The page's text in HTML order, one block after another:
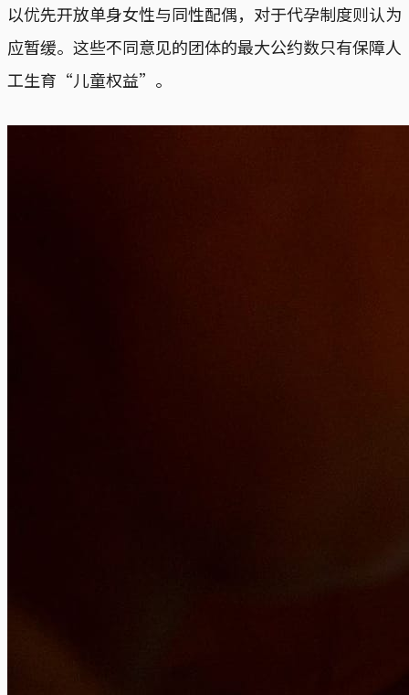
以优先开放单身女性与同性配偶，对于代孕制度则认为
应暂缓。这些不同意见的团体的最大公约数只有保障人
工生育“儿童权益”。